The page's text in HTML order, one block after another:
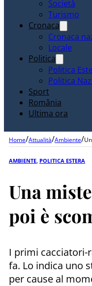
Società
Turismo
Cronaca
Cronaca
Locale
Politica
Politica
Politica
Sport
România
Ultima ora
Home/Attualità/Ambiente/
AMBIENTE POLITICA ESTERA
Una
poi è
I primi cacciatori-
fa. Lo indica uno
per cause al